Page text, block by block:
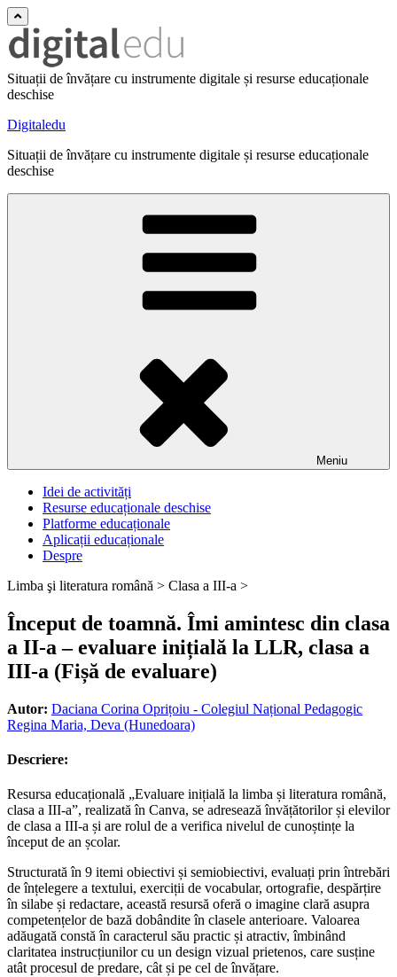
Situații de învățare cu instrumente digitale și resurse educaționale
deschise
Digitaledu
Situații de învățare cu instrumente digitale și resurse educaționale
deschise
Meniu
Idei de activități
Resurse educaționale deschise
Platforme educaționale
Aplicații educaționale
Despre
Limba şi literatura română > Clasa a III-a >
Început de toamnă. Îmi amintesc din clasa
a II-a – evaluare inițială la LLR, clasa a
III-a (Fișă de evaluare)
Autor: Daciana Corina Oprițoiu - Colegiul Național Pedagogic
Regina Maria, Deva (Hunedoara)
Descriere:
Resursa educațională „Evaluare inițială la limba și literatura română,
clasa a III-a”, realizată în Canva, se adresează învățătorilor și elevilor
de clasa a III-a și are rolul de a verifica nivelul de cunoștințe la
început de an școlar.
Structurată în 9 itemi obiectivi și semiobiectivi, evaluați prin întrebări
de înțelegere a textului, exerciții de vocabular, ortografie, despărțire
în silabe și redactare, această resursă oferă o imagine clară asupra
competențelor de bază dobândite în clasele anterioare. Valoarea
adăugată constă în caracterul său practic și atractiv, îmbinând
claritatea instrucțiunilor cu un design vizual prietenos, care susține
atât procesul de predare, cât și pe cel de învățare.